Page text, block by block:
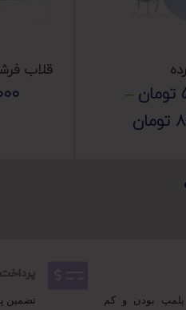
تومان –
تومان
قلاب فرشینه
بودن و کم
پرداخت 100% مطمئن
تضمین